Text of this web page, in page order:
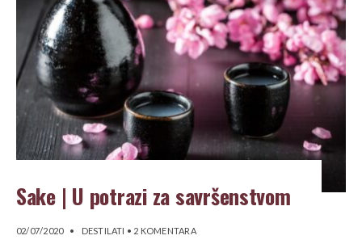
Sake | U potrazi za savršenstvom
02/07/2020 • DESTILATI • 2 KOMENTARA